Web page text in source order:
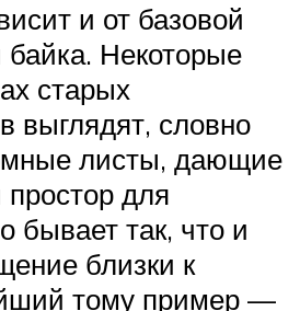
и от базовой
байка. Некоторые
старых
выглядят, словно
листы, дающие
для
бывает так, что и
близки к
тому пример —